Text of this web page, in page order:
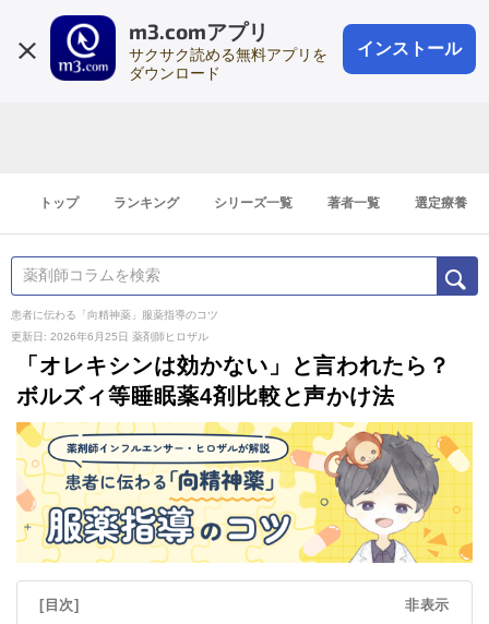
m3.comアプリ
サクサク読める無料アプリを
ダウンロード
インストール
会員登録
登録1分
トップ ランキング シリーズ一覧 著者一覧 選定療養
患者に伝わる「向精神薬」服薬指導のコツ
更新日: 2026年6月25日 薬剤師ヒロザル
「オレキシンは効かない」と言われたら？
ボルズィ等睡眠薬4剤比較と声かけ法
[目次] 非表示